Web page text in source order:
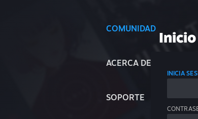
COMUNIDAD
ACERCA DE
SOPORTE
INICIA